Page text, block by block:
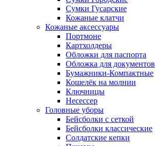
Сумки Гусарские
Кожаные клатчи
Кожаные аксессуары
Портмоне
Картхолдеры
Обложки для паспорта
Обложка для документов
Бумажники-Компактные
Кошелёк на молнии
Ключницы
Несессер
Головные уборы
Бейсболки с сеткой
Бейсболки классические
Солдатские кепки